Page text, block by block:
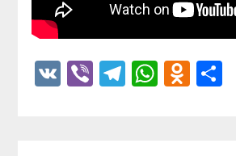
VKViberTelegram